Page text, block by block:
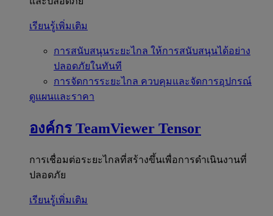
เรียนรู้เพิ่มเติม
การสนับสนุนระยะไกล ให้การสนับสนุนได้อย่าง
ปลอดภัยในทันที
การจัดการระยะไกล ควบคุมและจัดการอุปกรณ์
ดูแผนและราคา
องค์กร TeamViewer Tensor
การเชื่อมต่อระยะไกลที่สร้างขึ้นเพื่อการดำเนินงานที่
ปลอดภัย
เรียนรู้เพิ่มเติม